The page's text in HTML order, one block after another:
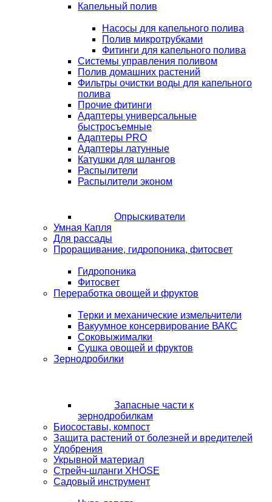
Капельный полив
Насосы для капельного полива
Полив микротрубками
Фитинги для капельного полива
Системы управления поливом
Полив домашних растений
Фильтры очистки воды для капельного
полива
Прочие фитинги
Адаптеры универсальные
быстросъемные
Адаптеры PRO
Адаптеры латунные
Катушки для шлангов
Распылители
Распылители эконом
Опрыскиватели
Умная Капля
Для рассады
Проращивание, гидропоника, фитосвет
Гидропоника
Фитосвет
Переработка овощей и фруктов
Терки и механические измельчители
Вакуумное консервирование ВАКС
Соковыжималки
Сушка овощей и фруктов
Зернодробилки
Запасные части к
зернодробилкам
Биосоставы, компост
Защита растений от болезней и вредителей
Удобрения
Укрывной материал
Стрейч-шланги XHOSE
Садовый инструмент